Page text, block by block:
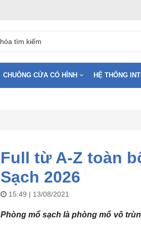
CHUÔNG CỬA CÓ HÌNH HỆ THỐNG
Full từ A-Z toàn
Sạch 2026
15:49 | 13/08/2021
Phòng mổ sạch là phòng mổ vô